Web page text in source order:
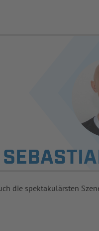
die spektakulärsten